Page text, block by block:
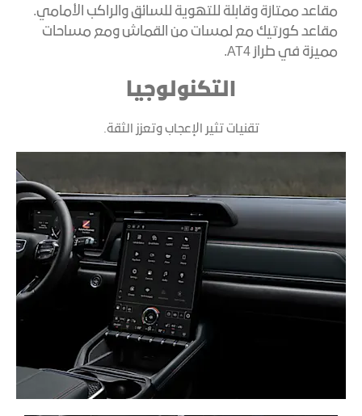
مقاعد ممتازة وقابلة للتهوية للسائق والراكب الأمامي.
مقاعد كورتيك مع لمسات من القماش ومع مساحات
مميزة في طراز AT4.
التكنولوجيا
تقنيات تثير الإعجاب وتعزز الثقة.